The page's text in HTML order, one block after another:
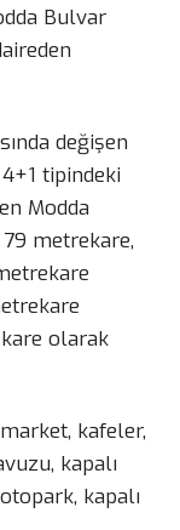
Bulvar
değişen
tipindeki
Modda
metrekare,
olarak
kafeler,
kapalı
kapalı